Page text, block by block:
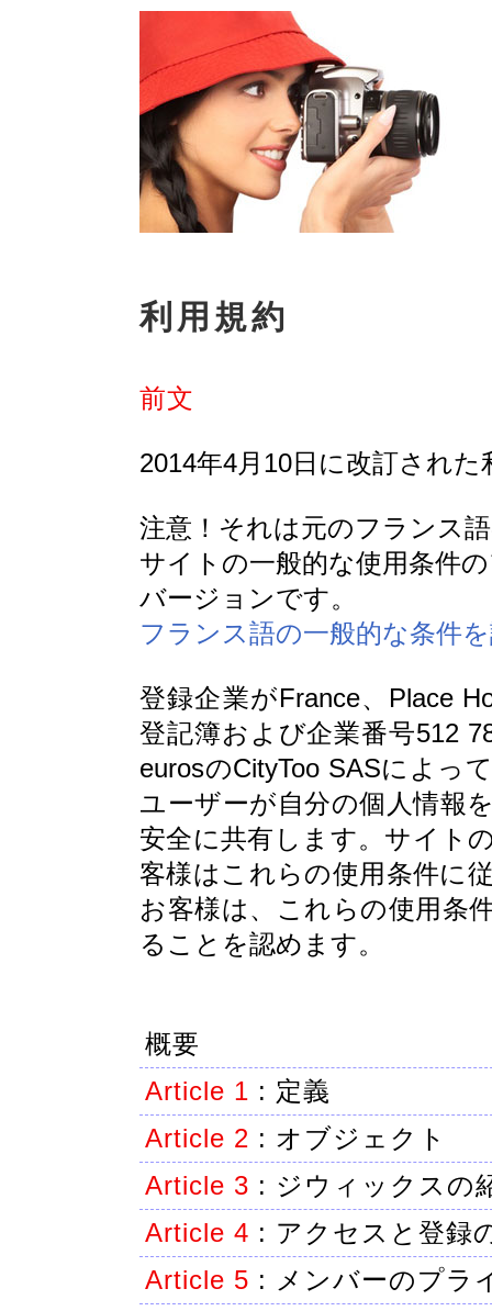
利用規約
前文
2014年4月10日に改訂された
注意！それは元のフランス
サイトの一般的な使用条件
バージョンです。
フランス語の一般的な条件
登録企業がFrance、Place
登記簿および企業番号512
eurosのCityToo SASによっ
ユーザーが自分の個人情報
安全に共有します。サイト
客様はこれらの使用条件に
お客様は、これらの使用条
ることを認めます。
概要
Article 1 : 定義
Article 2 : オブジェクト
Article 3 : ジウィックスの
Article 4 : アクセスと登録
Article 5 :
メンバーのプラ